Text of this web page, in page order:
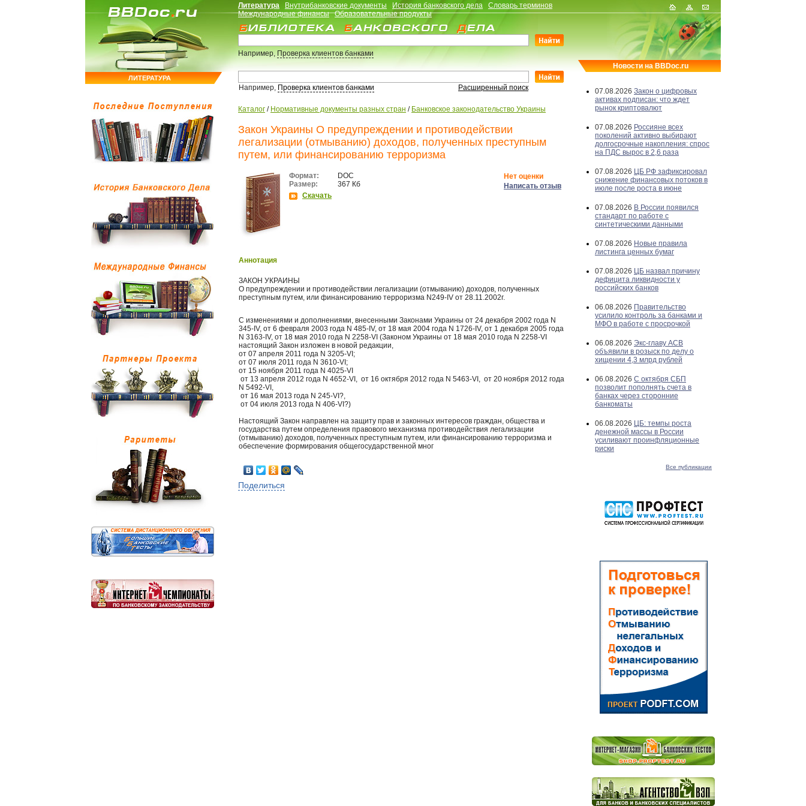
ЛИТЕРАТУРА
Литература Внутрибанковские документы История банковского дела
Словарь терминов
Международные финансы
Образовательные продукты
Например,Проверка клиентов банками
Например, Проверка клиентов банками Расширенный поиск
Каталог / Нормативные документы разных стран / Банковское законодательство Украины
Закон Украины О предупреждении и противодействии
легализации (отмыванию) доходов, полученных преступным
путем, или финансированию терроризма
Формат:
DOC
Размер:
367 Кб
Скачать
Нет оценки
Написать отзыв
Аннотация
ЗАКОН УКРАИНЫ
О предупреждении и противодействии легализации (отмыванию) доходов, полученных
преступным путем, или финансированию терроризма N249-IV от 28.11.2002г.
С изменениями и дополнениями, внесенными Законами Украины от 24 декабря 2002 года N
345-IV, от 6 февраля 2003 года N 485-IV, от 18 мая 2004 года N 1726-IV, от 1 декабря 2005 года
N 3163-IV, от 18 мая 2010 года N 2258-VI (Законом Украины от 18 мая 2010 года N 2258-VI
настоящий Закон изложен в новой редакции,
от 07 апреля 2011 года N 3205-VI;
от 07 июля 2011 года N 3610-VI;
от 15 ноября 2011 года N 4025-VI
от 13 апреля 2012 года N 4652-VI, от 16 октября 2012 года N 5463-VI, от 20 ноября 2012 года
N 5492-VI,
от 16 мая 2013 года N 245-VI?,
от 04 июля 2013 года N 406-VI?)
Настоящий Закон направлен на защиту прав и законных интересов граждан, общества и
государства путем определения правового механизма противодействия легализации
(отмыванию) доходов, полученных преступным путем, или финансированию терроризма и
обеспечение формирования общегосударственной мног
Поделиться
Новости на BBDoc.ru
07.08.2026 Закон о цифровых
активах подписан: что ждет
рынок криптовалют
07.08.2026 Россияне всех
поколений активно выбирают
долгосрочные накопления: спрос
на ПДС вырос в 2,6 раза
07.08.2026 ЦБ РФ зафиксировал
снижение финансовых потоков в
июле после роста в июне
07.08.2026 В России появился
стандарт по работе с
синтетическими данными
07.08.2026 Новые правила
листинга ценных бумаг
07.08.2026 ЦБ назвал причину
дефицита ликвидности у
российских банков
06.08.2026 Правительство
усилило контроль за банками и
МФО в работе с просрочкой
06.08.2026 Экс-главу АСВ
объявили в розыск по делу о
хищении 4,3 млрд рублей
06.08.2026 С октября СБП
позволит пополнять счета в
банках через сторонние
банкоматы
06.08.2026 ЦБ: темпы роста
денежной массы в России
усиливают проинфляционные
риски
Все публикации